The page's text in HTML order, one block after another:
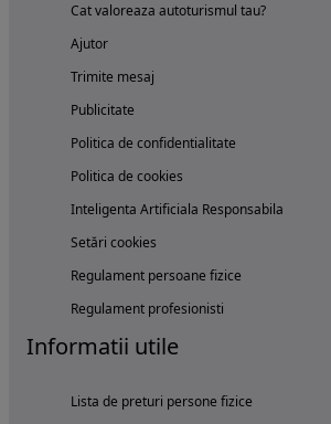
Cat valoreaza autoturismul tau?
Ajutor
Trimite mesaj
Publicitate
Politica de confidentialitate
Politica de cookies
Inteligenta Artificiala Responsabila
Setări cookies
Regulament persoane fizice
Regulament profesionisti
Informatii utile
Lista de preturi persone fizice